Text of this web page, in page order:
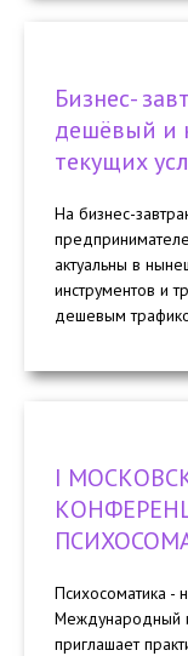
Бизнес-
дешёвый и
текущих
На бизнес-
актуальны в
инструментов и
дешевым
I
Психосоматика -
Международный
приглашает